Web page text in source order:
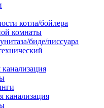
котла/бойлера
комнаты
биде/писсуара
канализация